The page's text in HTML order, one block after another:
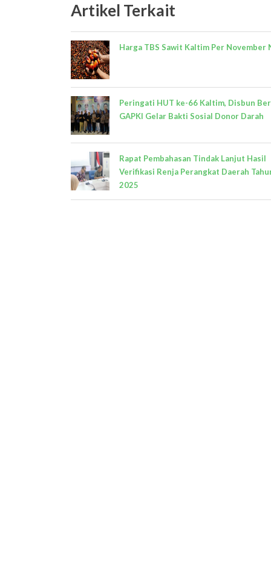
Artikel Terkait
Harga TBS Sawit Kaltim Per November
Peringati HUT ke-66 Kaltim, Disbun
GAPKI Gelar Bakti Sosial Donor Darah
Rapat Pembahasan Tindak Lanjut Hasil
Verifikasi Renja Perangkat Daerah
2025